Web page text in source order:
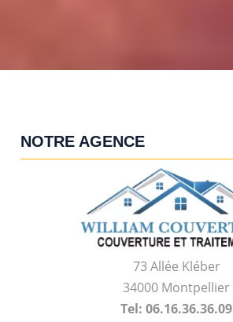
NOTRE AGENCE
73 Allée Kléber
34000 Montpellier
Tel: 06.16.36.36.09